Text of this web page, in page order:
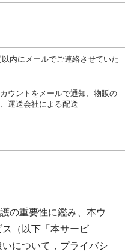
内にメールでご連絡させていた
ウントをメールで通知、物販の
運送会社による配送
の重要性に鑑み、本ウ
（以下「本サービ
について，プライバシ